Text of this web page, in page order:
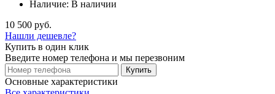
Наличие: В наличии
10 500 руб.
Нашли дешевле?
Купить в один клик
Введите номер телефона и мы перезвоним
Купить
Основные характеристики